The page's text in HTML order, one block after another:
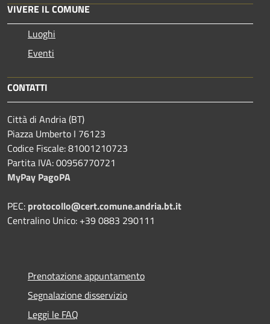
VIVERE IL COMUNE
Luoghi
Eventi
CONTATTI
Città di Andria (BT)
Piazza Umberto I 76123
Codice Fiscale: 81001210723
Partita IVA: 00956770721
MyPay PagoPA
PEC: protocollo@cert.comune.andria.bt.it
Centralino Unico: +39 0883 290111
Prenotazione appuntamento
Segnalazione disservizio
Leggi le FAQ